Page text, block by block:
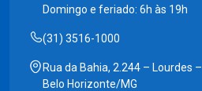
Domingo e feriado: 6h às 19h
(31) 3516-1000
Rua da Bahia, 2.244 – Lourdes –
Belo Horizonte/MG